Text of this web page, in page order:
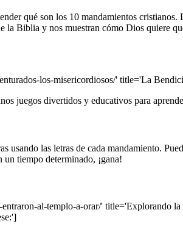
qué son los 10 mandamientos
la Biblia y nos muestran cómo Dios quiere
los-misericordiosos/' title='La
juegos divertidos y educativos para
usando las letras de cada mandamiento.
un tiempo determinado, ¡gana!
al-templo-a-orar/' title='Explorando